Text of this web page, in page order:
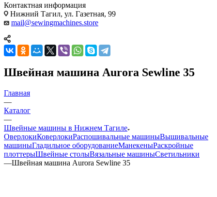
Контактная информация
Нижний Тагил, ул. Газетная, 99
mail@sewingmachines.store
Швейная машина Aurora Sewline 35
Главная
—
Каталог
—
Швейные машины в Нижнем Тагиле
ОверлокиКоверлокиРаспошивальные машиныВышивальные
машиныГладильное оборудованиеМанекеныРаскройные
плоттерыШвейные столыВязальные машиныСветильники
—Швейная машина Aurora Sewline 35